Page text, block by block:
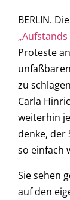
BERLIN.
Proteste
zu
Carla
weiterhin
denke, der
so einfach
Sie sehen
auf den